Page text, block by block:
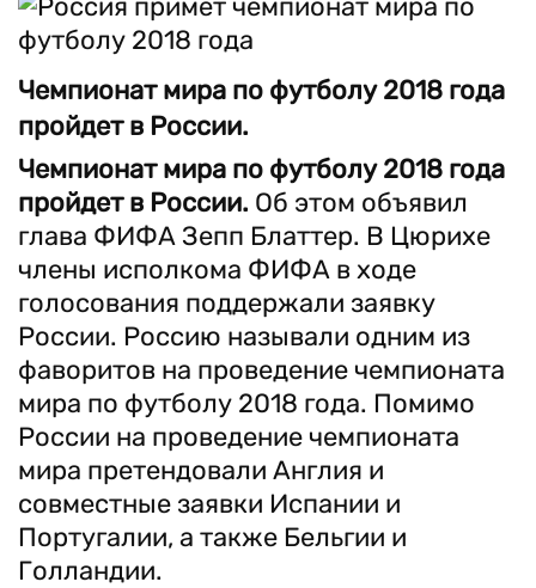
Чемпионат мира по футболу 2018 года
пройдет в России.
Чемпионат мира по футболу 2018 года
пройдет в России. Об этом объявил
глава ФИФА Зепп Блаттер. В Цюрихе
члены исполкома ФИФА в ходе
голосования поддержали заявку
России. Россию называли одним из
фаворитов на проведение чемпионата
мира по футболу 2018 года. Помимо
России на проведение чемпионата
мира претендовали Англия и
совместные заявки Испании и
Португалии, а также Бельгии и
Голландии.